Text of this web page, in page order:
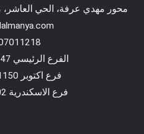
محور مهدي عرفة، الحي العاشر،
الفرع الرئيسي 02/24095647
فرع اكتوبر 02/36111150
فرع الاسكندرية 03/4265902